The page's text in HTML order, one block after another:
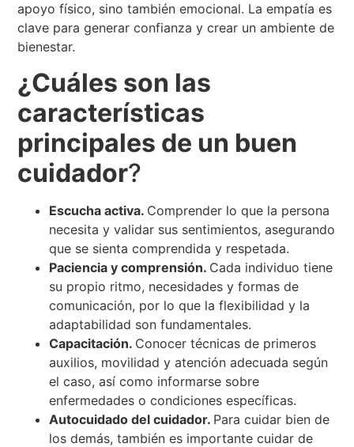
apoyo físico, sino también emocional. La empatía es
clave para generar confianza y crear un ambiente de
bienestar.
¿Cuáles son las
características
principales de un buen
cuidador?
Escucha activa. Comprender lo que la persona
necesita y validar sus sentimientos, asegurando
que se sienta comprendida y respetada.
Paciencia y comprensión. Cada individuo tiene
su propio ritmo, necesidades y formas de
comunicación, por lo que la flexibilidad y la
adaptabilidad son fundamentales.
Capacitación. Conocer técnicas de primeros
auxilios, movilidad y atención adecuada según
el caso, así como informarse sobre
enfermedades o condiciones específicas.
Autocuidado del cuidador. Para cuidar bien de
los demás, también es importante cuidar de